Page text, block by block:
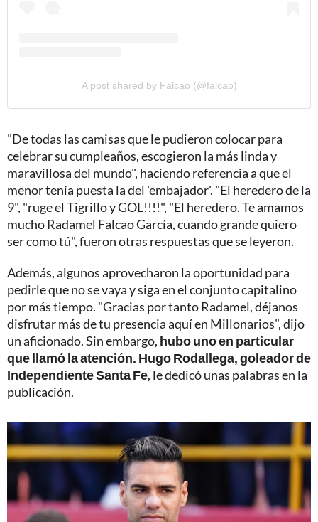
A post shared by Falcao (@falcao)
"De todas las camisas que le pudieron colocar para
celebrar su cumpleaños, escogieron la más linda y
maravillosa del mundo", haciendo referencia a que el
menor tenía puesta la del 'embajador'. "El heredero de la
9", "ruge el Tigrillo y GOL!!!!", "El heredero. Te amamos
mucho Radamel Falcao García, cuando grande quiero
ser como tú", fueron otras respuestas que se leyeron.
Además, algunos aprovecharon la oportunidad para
pedirle que no se vaya y siga en el conjunto capitalino
por más tiempo. "Gracias por tanto Radamel, déjanos
disfrutar más de tu presencia aquí en Millonarios", dijo
un aficionado. Sin embargo, hubo uno en particular
que llamó la atención. Hugo Rodallega, goleador de
Independiente Santa Fe, le dedicó unas palabras en la
publicación.